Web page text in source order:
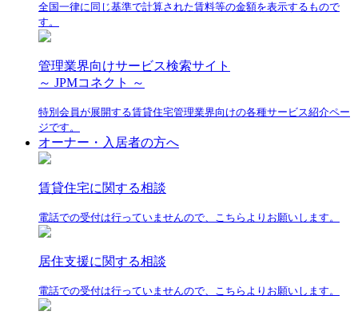
全国一律に同じ基準で計算された賃料等の金額を表示するもので
す。
管理業界向けサービス検索サイト
～ JPMコネクト ～
特別会員が展開する賃貸住宅管理業界向けの各種サービス紹介ペー
ジです。
オーナー・入居者の方へ
賃貸住宅に関する相談
電話での受付は行っていませんので、こちらよりお願いします。
居住支援に関する相談
電話での受付は行っていませんので、こちらよりお願いします。